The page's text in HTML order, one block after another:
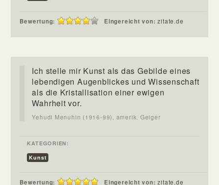
Bewertung: Eingereicht von:zitate.de
Ich stelle mir Kunst als das Gebilde eines
lebendigen Augenblickes und Wissenschaft
als die Kristallisation einer ewigen
Wahrheit vor.
Yehudi Menuhin (1916-99), amerik. Geiger
KATEGORIEN:
Kunst
Bewertung: Eingereicht von:zitate.de